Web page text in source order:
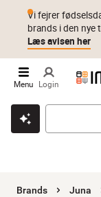
Klik & hent Byt i
Vi fejrer
brands i den nye
Læs avisen her
Menu Login
Brands Juna